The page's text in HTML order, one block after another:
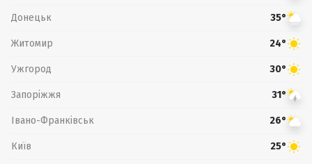
Донецьк 35°
Житомир 24°
Ужгород 30°
Запоріжжя 31°
Івано-Франківськ 26°
Київ 25°